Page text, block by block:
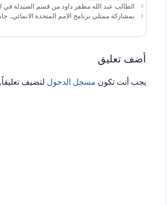
الطالب عبد الله مظفر داود من قسم الصيدلة في
بمشاركة ممثلي برنامج الامم المتحدة الانمائي..
أضف تعليق
يجب أنت تكون مسجل الدخول لتضيف تعليقاً.